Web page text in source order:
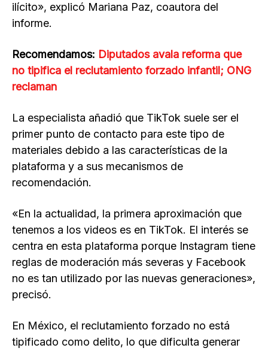
ilícito», explicó Mariana Paz, coautora del
informe.
Recomendamos: Diputados avala reforma que
no tipifica el reclutamiento forzado infantil; ONG
reclaman
La especialista añadió que TikTok suele ser el
primer punto de contacto para este tipo de
materiales debido a las características de la
plataforma y a sus mecanismos de
recomendación.
«En la actualidad, la primera aproximación que
tenemos a los videos es en TikTok. El interés se
centra en esta plataforma porque Instagram tiene
reglas de moderación más severas y Facebook
no es tan utilizado por las nuevas generaciones»,
precisó.
En México, el reclutamiento forzado no está
tipificado como delito, lo que dificulta generar